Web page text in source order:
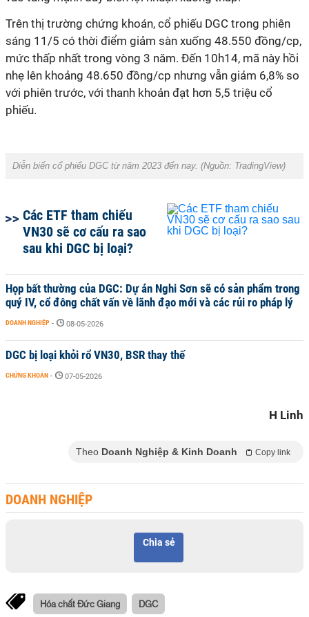
Trên thị trường chứng khoán, cổ phiếu DGC trong phiên
sáng 11/5 có thời điểm giảm sàn xuống 48.550 đồng/cp,
mức thấp nhất trong vòng 3 năm. Đến 10h14, mã này hồi
nhẹ lên khoảng 48.650 đồng/cp nhưng vẫn giảm 6,8% so
với phiên trước, với thanh khoản đạt hơn 5,5 triệu cổ
phiếu.
Diễn biến cổ phiếu DGC từ năm 2023 đến nay. (Nguồn: TradingView)
Các ETF tham chiếu
VN30 sẽ cơ cấu ra sao
sau khi DGC bị loại?
Họp bất thường của DGC: Dự án Nghi Sơn sẽ có sản phẩm trong
quý IV, cổ đông chất vấn về lãnh đạo mới và các rủi ro pháp lý
DOANH NGHIỆP - 08-05-2026
DGC bị loại khỏi rổ VN30, BSR thay thế
CHỨNG KHOÁN - 07-05-2026
H Linh
Theo Doanh Nghiệp & Kinh Doanh Copy link
DOANH NGHIỆP
Chia sẻ
Hóa chất Đức Giang DGC